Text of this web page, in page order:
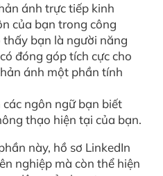
ánh trực tiếp kinh
của bạn trong công
thấy bạn là người năng
đóng góp tích cực cho
ánh một phần tính
ngôn ngữ bạn biết
thạo hiện tại của bạn.
này, hồ sơ LinkedIn
nghiệp mà còn thể hiện